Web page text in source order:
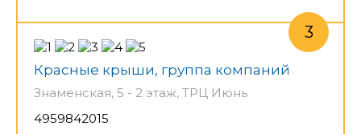
Красные крыши, группа компаний
Знаменская, 5 - 2 этаж, ТРЦ Июнь
4959842015